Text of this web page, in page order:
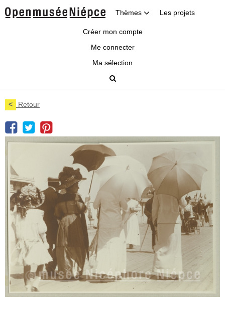
Thèmes Les projets
Créer mon compte
Me connecter
Ma sélection
< Retour